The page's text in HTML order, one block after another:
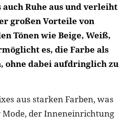
Ruhe aus und verleiht
großen Vorteile von
Tönen wie Beige, Weiß,
es, die Farbe als
ohne dabei aufdringlich zu
aus starken Farben, was
Mode, der Inneneinrichtung